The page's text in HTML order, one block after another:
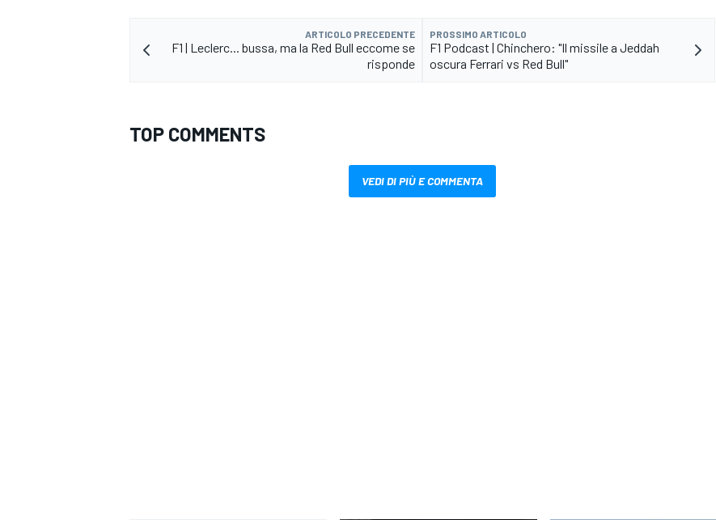
ARTICOLO PRECEDENTE
F1 | Leclerc... bussa, ma la Red Bull eccome se
risponde
PROSSIMO ARTICOLO
F1 Podcast | Chinchero: "Il missile a Jeddah
oscura Ferrari vs Red Bull"
TOP COMMENTS
VEDI DI PIÙ E COMMENTA